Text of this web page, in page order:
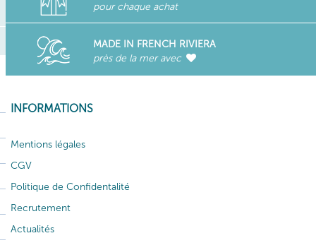
pour chaque achat
MADE IN FRENCH RIVIERA
près de la mer avec
INFORMATIONS
Mentions légales
CGV
Politique de Confidentalité
Recrutement
Actualités